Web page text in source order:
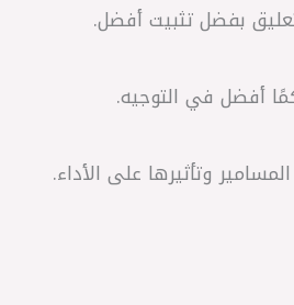
بفضل تثبيت أفضل.
أفضل في التوجيه.
وتأثيرها على الأداء.